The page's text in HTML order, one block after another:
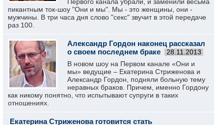
пикантным ток-шоу "Они и мы". Мы - это женщины, они -
мужчины. В три часа дня слово "секс" звучит в этой передаче
раз 100.
Александр Гордон наконец рассказал
о своем последнем браке
28.11.2013
В новом шоу на Первом канале «Они и
мы» ведущие – Екатерина Стриженова и
Александр Гордон, подняли больную тему
неравных браков. Причем, именно Гордону
как никому понятно, что испытывают супруги в таких
отношениях.
Екатерина Стриженова готовится стать